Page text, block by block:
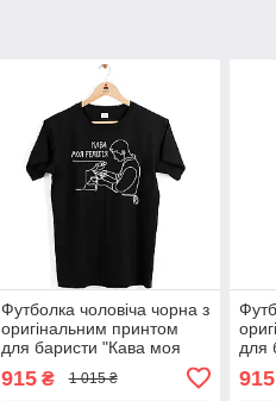
Футболка чоловіча чорна з
оригінальним принтом
для баристи "Кава моя
915₴ 1 015 ₴
для
915